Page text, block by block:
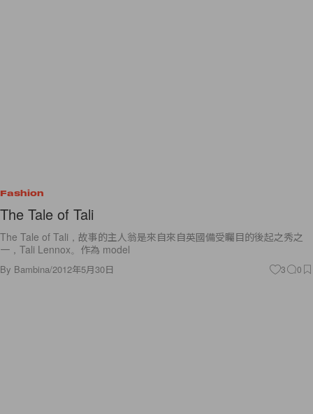
Fashion
The Tale of Tali
The Tale of Tali，故事的主人翁是來自來自英國備受矚目的後起之秀之
一，Tali Lennox。作為 model
By Bambina/2012年5月30日 3 0